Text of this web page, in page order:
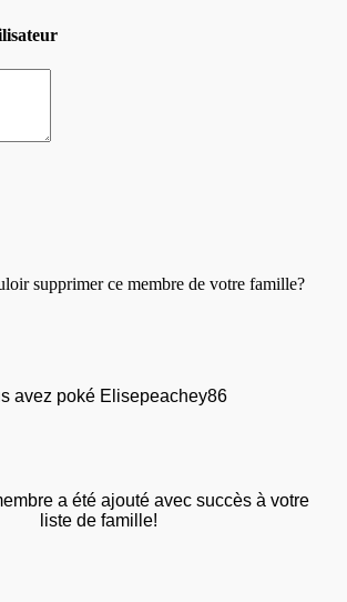
supprimer ce membre de votre famille?
avez poké Elisepeachey86
a été ajouté avec succès à votre
liste de famille!